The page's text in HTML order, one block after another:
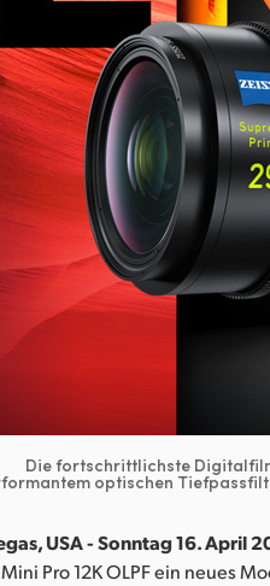
Die fortschrittlichste
optischen
USA - Sonntag 16. April
Mini Pro 12K OLPF ein neues